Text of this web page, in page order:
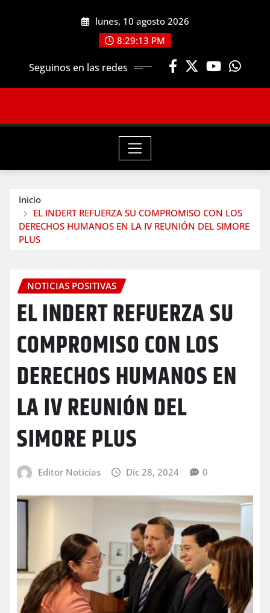
lunes, 10 agosto 2026
8:29:15 PM
Seguinos en las redes
Inicio
EL INDERT REFUERZA SU COMPROMISO CON LOS
DERECHOS HUMANOS EN LA IV REUNIÓN DEL SIMORE
PLUS
NOTICIAS POSITIVAS
EL INDERT REFUERZA SU
COMPROMISO CON LOS
DERECHOS HUMANOS EN
LA IV REUNIÓN DEL
SIMORE PLUS
Editor Noticias Dic 28, 2024 0